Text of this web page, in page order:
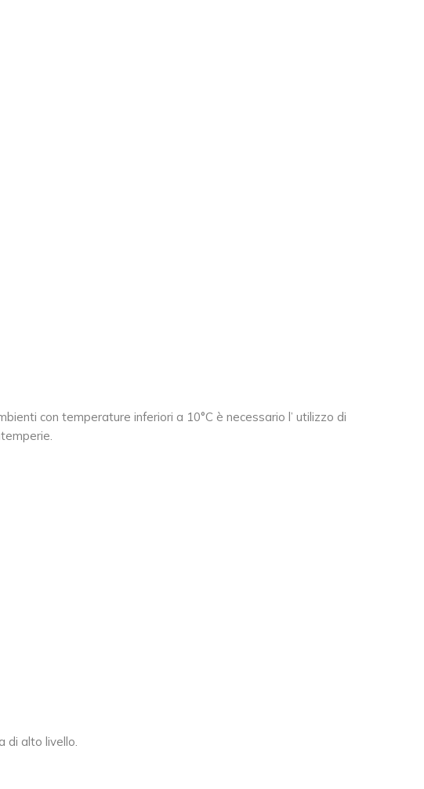
con temperature inferiori a 10°C è necessario l’ utilizzo di
di alto livello.